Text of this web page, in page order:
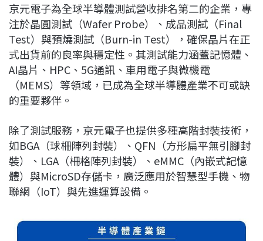
京元電子為全球半導體測試營收排名第二的企業，專
注於晶圓測試（Wafer Probe）、成品測試（Final
Test）與預燒測試（Burn-in Test），確保晶片在正
式出貨前的良率與穩定性。其測試能力涵蓋記憶體、
AI晶片、HPC、5G通訊、車用電子與微機電
（MEMS）等領域，已成為全球半導體產業不可或缺
的重要夥伴。
除了測試服務，京元電子也提供多種高階封裝技術，
如BGA（球柵陣列封裝）、QFN（方形扁平無引腳封
裝）、LGA（柵格陣列封裝）、eMMC（內嵌式記憶
體）與MicroSD存儲卡，廣泛應用於智慧型手機、物
聯網（IoT）與先進運算設備。